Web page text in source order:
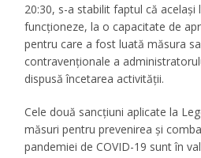
20:30, s-a stabilit faptul că același
funcționeze, la o capacitate de
pentru care a fost luată măsura
contravenționale a
dispusă încetarea activității.
Cele două sancțiuni aplicate la
măsuri pentru prevenirea și
pandemiei de COVID-19 sunt în